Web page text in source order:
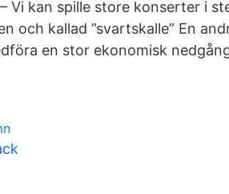
Vi kan spille store konserter i
och kallad ”svartskalle” En
en stor ekonomisk